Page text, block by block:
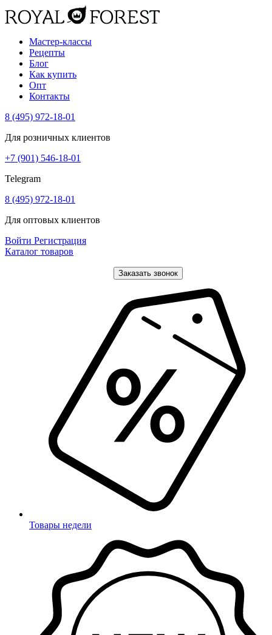
Мастер-классы
Рецепты
Блог
Как купить
Опт
Контакты
8 (495) 972-18-01
Для розничных клиентов
+7 (901) 546-18-01
Telegram
8 (495) 972-18-01
Для оптовых клиентов
Войти Регистрация
Каталог товаров
Заказать звонок
Товары недели